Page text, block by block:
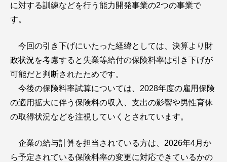
に対する訓練などを行う能力開発事業の2つの事業で
す。
今回の引き下げにいたった経緯としては、決算より財
政状況を考慮すると失業等給付の保険料率は引き下げが
可能だと判断されたためです。
今後の保険料率試算については、2028年度の雇用保険
の適用拡大に伴う保険料の収入、支出の影響や男性育休
の取得状況などを注視していくとされています。
企業の給与計算を担当されている方は、2026年4月か
ら予定されている保険料率の変更に対応できているかの